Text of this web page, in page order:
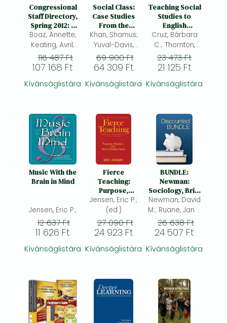
Frieren manga
Bleach manga
One-Punch Man manga
Congressional
Staff Directory,
Spring 2012: A
New Paradigm
Boaz, Annette;
Keating, Avril;
Spangler, David
B.;
116 487 Ft
107 168 Ft
Kívánságlistára
Social Class:
Case Studies
From the
Frontlines
Khan, Shamus;
Yuval-Davis,
Nira;
69 900 Ft
64 309 Ft
Kívánságlistára
Teaching Social
Studies to
English
Language
Learners
Cruz, Bárbara
C.; Thornton,
Stephen J.;
23 473 Ft
21 125 Ft
Kívánságlistára
Music With the
Brain in Mind
Jensen, Eric P.;
12 637 Ft
11 626 Ft
Kívánságlistára
Fierce
Teaching:
Purpose,
Passion, and
What Matters
Most
Jensen, Eric P.;
(ed.)
27 090 Ft
24 923 Ft
Kívánságlistára
BUNDLE:
Newman:
Sociology, Brief
Edition, 3e +
Ruane: Second
Thoughts, 5e
Newman, David
M.; Ruane, Janet
M.; Cerulo,
Karen A.;
26 638 Ft
24 507 Ft
Kívánságlistára